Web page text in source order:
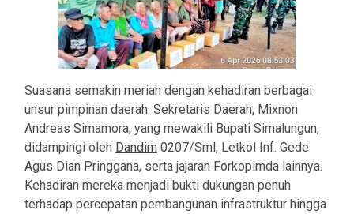
Suasana semakin meriah dengan kehadiran berbagai
unsur pimpinan daerah. Sekretaris Daerah, Mixnon
Andreas Simamora, yang mewakili Bupati Simalungun,
didampingi oleh Dandim 0207/Sml, Letkol Inf. Gede
Agus Dian Pringgana, serta jajaran Forkopimda lainnya.
Kehadiran mereka menjadi bukti dukungan penuh
terhadap percepatan pembangunan infrastruktur hingga